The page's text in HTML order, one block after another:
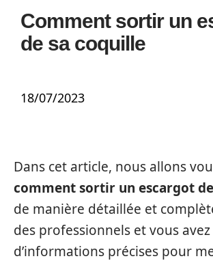
Comment sortir un
de sa coquille
18/07/2023
Dans cet article, nous allons
comment sortir un escargot
de manière détaillée et
des professionnels et vous
d’informations précises pour